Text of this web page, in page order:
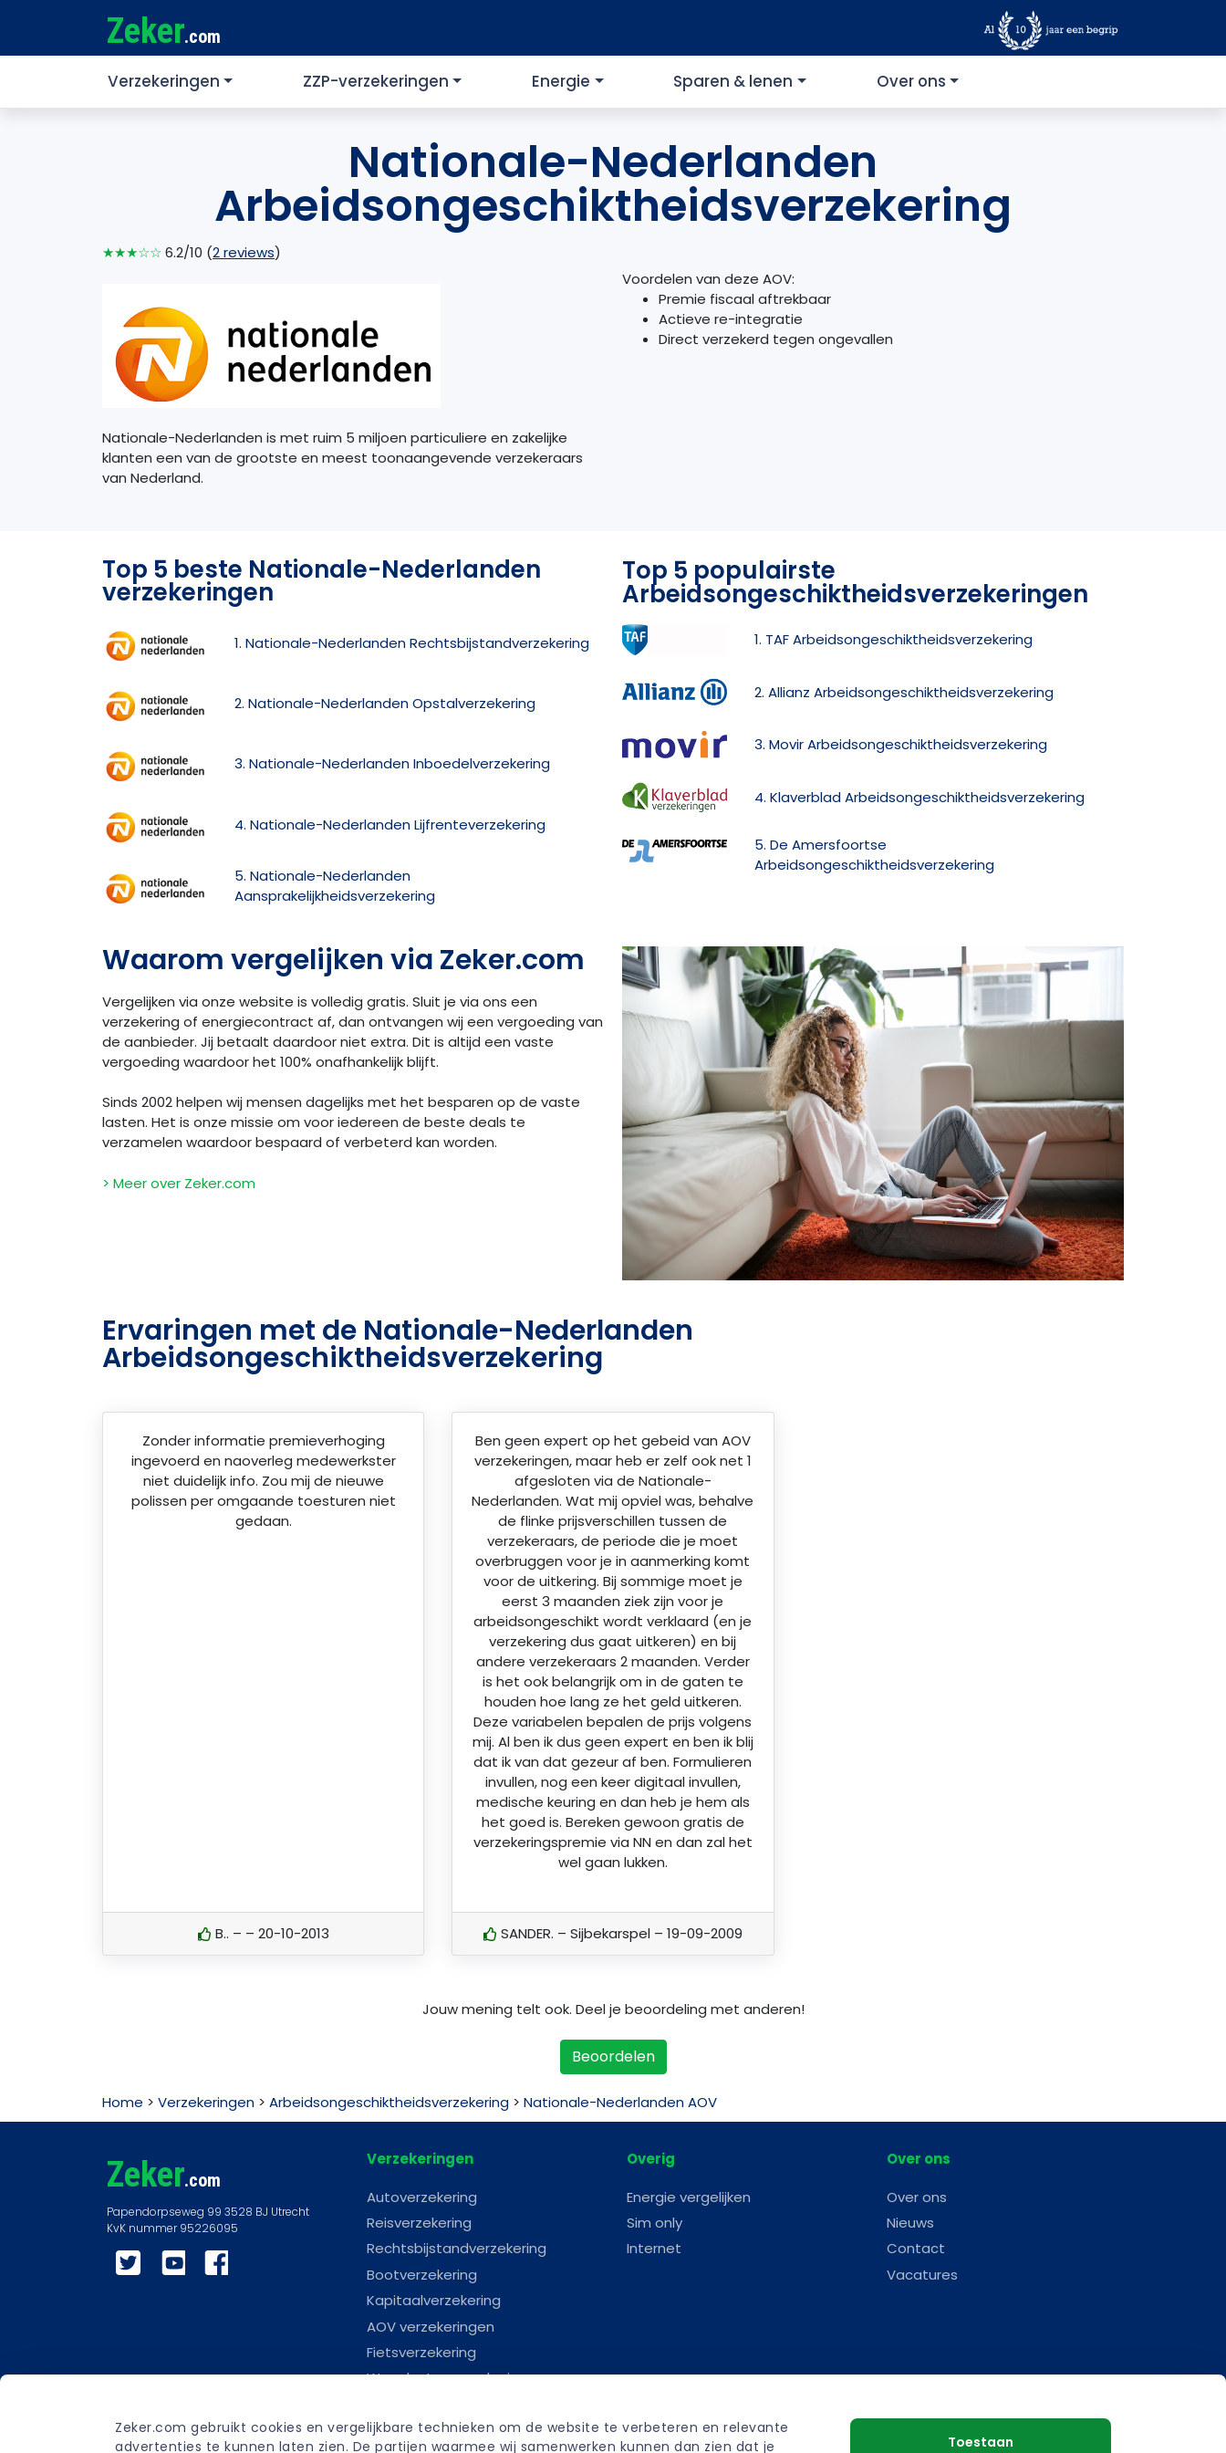
Zeker.com gebruikt cookies en vergelijkbare technieken om de website te verbeteren en relevante
advertenties te kunnen laten zien. De partijen waarmee wij samenwerken kunnen dan zien dat je
Toestaan
Zeker.com
Verzekeringen ZZP-verzekeringen Energie Sparen & lenen Over ons
Nationale-Nederlanden
Arbeidsongeschiktheidsverzekering
★★★☆☆ 6.2/10 (2 reviews)
Nationale-Nederlanden is met ruim 5 miljoen particuliere en zakelijke
klanten een van de grootste en meest toonaangevende verzekeraars
van Nederland.
Voordelen van deze AOV:
Premie fiscaal aftrekbaar
Actieve re-integratie
Direct verzekerd tegen ongevallen
Top 5 beste Nationale-Nederlanden
verzekeringen
1. Nationale-Nederlanden Rechtsbijstandverzekering
2. Nationale-Nederlanden Opstalverzekering
3. Nationale-Nederlanden Inboedelverzekering
4. Nationale-Nederlanden Lijfrenteverzekering
5. Nationale-Nederlanden
Aansprakelijkheidsverzekering
Top 5 populairste
Arbeidsongeschiktheidsverzekeringen
1. TAF Arbeidsongeschiktheidsverzekering
2. Allianz Arbeidsongeschiktheidsverzekering
3. Movir Arbeidsongeschiktheidsverzekering
4. Klaverblad Arbeidsongeschiktheidsverzekering
5. De Amersfoortse
Arbeidsongeschiktheidsverzekering
Waarom vergelijken via Zeker.com
Vergelijken via onze website is volledig gratis. Sluit je via ons een
verzekering of energiecontract af, dan ontvangen wij een vergoeding van
de aanbieder. Jij betaalt daardoor niet extra. Dit is altijd een vaste
vergoeding waardoor het 100% onafhankelijk blijft.
Sinds 2002 helpen wij mensen dagelijks met het besparen op de vaste
lasten. Het is onze missie om voor iedereen de beste deals te
verzamelen waardoor bespaard of verbeterd kan worden.
> Meer over Zeker.com
Ervaringen met de Nationale-Nederlanden
Arbeidsongeschiktheidsverzekering
Zonder informatie premieverhoging
ingevoerd en naoverleg medewerkster
niet duidelijk info. Zou mij de nieuwe
polissen per omgaande toesturen niet
gedaan.
B.. – – 20-10-2013
Ben geen expert op het gebeid van AOV
verzekeringen, maar heb er zelf ook net 1
afgesloten via de Nationale-
Nederlanden. Wat mij opviel was, behalve
de flinke prijsverschillen tussen de
verzekeraars, de periode die je moet
overbruggen voor je in aanmerking komt
voor de uitkering. Bij sommige moet je
eerst 3 maanden ziek zijn voor je
arbeidsongeschikt wordt verklaard (en je
verzekering dus gaat uitkeren) en bij
andere verzekeraars 2 maanden. Verder
is het ook belangrijk om in de gaten te
houden hoe lang ze het geld uitkeren.
Deze variabelen bepalen de prijs volgens
mij. Al ben ik dus geen expert en ben ik blij
dat ik van dat gezeur af ben. Formulieren
invullen, nog een keer digitaal invullen,
medische keuring en dan heb je hem als
het goed is. Bereken gewoon gratis de
verzekeringspremie via NN en dan zal het
wel gaan lukken.
SANDER. – Sijbekarspel – 19-09-2009
Jouw mening telt ook. Deel je beoordeling met anderen!
Beoordelen
Home > Verzekeringen > Arbeidsongeschiktheidsverzekering > Nationale-Nederlanden AOV
Zeker.com
Twitter YouTube
Verzekeringen
Autoverzekering
Reisverzekering
Rechtsbijstandverzekering
Bootverzekering
Kapitaalverzekering
AOV verzekeringen
Fietsverzekering
Woonlastenverzekering
Caravanverzekering
Overig
Energie vergelijken
Sim only
Internet
Over ons
Over ons
Nieuws
Contact
Vacatures